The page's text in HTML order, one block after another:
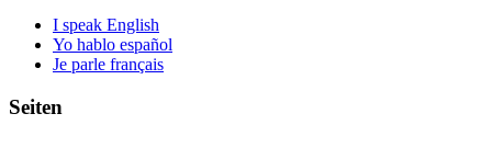
I speak English
Yo hablo español
Je parle français
Seiten